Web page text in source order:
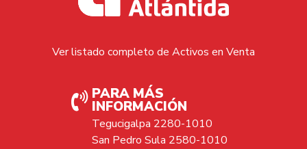
Ver listado completo de Activos en Venta
PARA MÁS
INFORMACIÓN
Tegucigalpa 2280-1010
San Pedro Sula 2580-1010